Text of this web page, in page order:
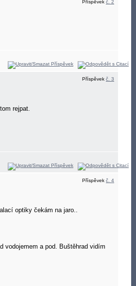
Příspěvek č. 2
Příspěvek č. 3
rejpat.
Příspěvek č. 4
optiky čekám na jaro..
vodojemem a pod. Buštěhrad vidím